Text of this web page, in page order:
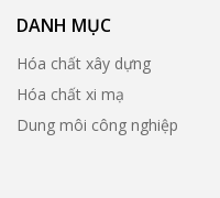
DANH MỤC
Hóa chất xây dựng
Hóa chất xi mạ
Dung môi công nghiệp